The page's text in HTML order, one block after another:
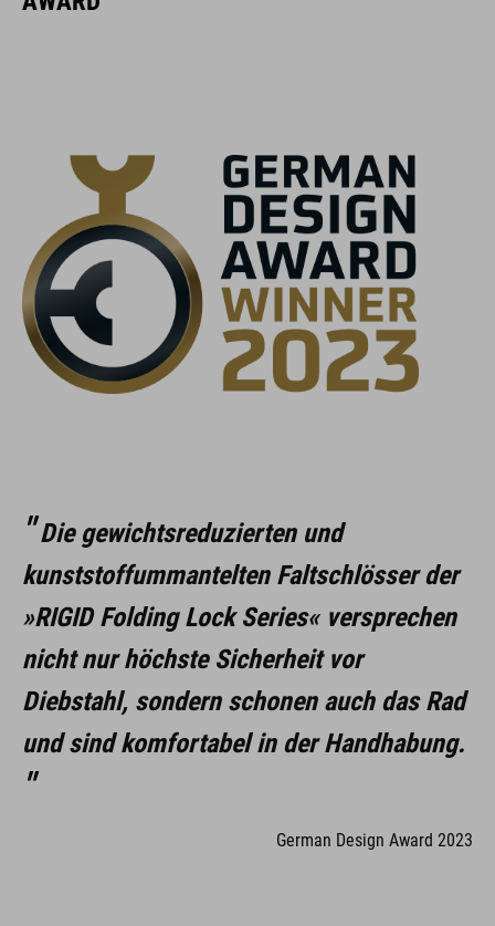
GEWICHT
Stahl, Kunsstoff
DOWNLOADS
ACID_Faltschloss_13334_RIGID 90_Manual( PDF 686.20 KB )
Die gewichtsreduzierten und
kunststoffummantelten Faltschlösser der
»RIGID Folding Lock Series« versprechen
nicht nur höchste Sicherheit vor
Diebstahl, sondern schonen auch das Rad
und sind komfortabel in der Handhabung.
German Design Award 2023